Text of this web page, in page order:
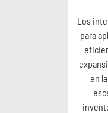
Los
para
en